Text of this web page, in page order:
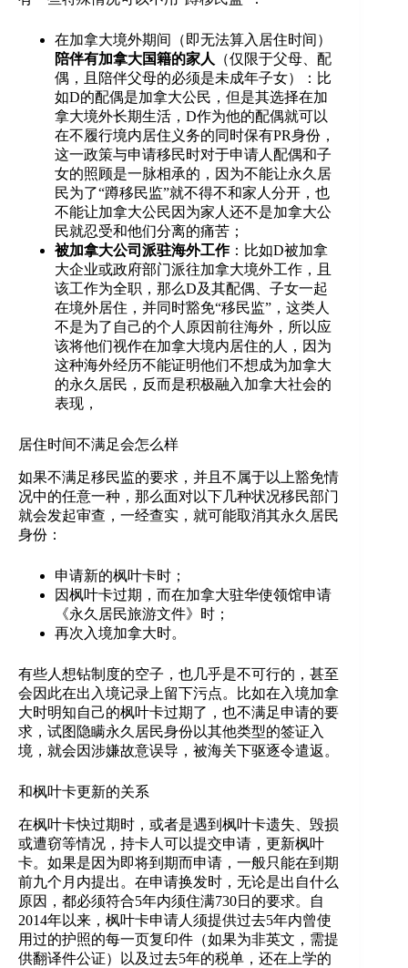
在加拿大境外期间（即无法算入居住时间）
陪伴有加拿大国籍的家人
（仅限于父母、配
偶，且陪伴父母的必须是未成年子女）：比
如D的配偶是加拿大公民，但是其选择在加
拿大境外长期生活，D作为他的配偶就可以
在不履行境内居住义务的同时保有PR身份，
这一政策与申请移民时对于申请人配偶和子
女的照顾是一脉相承的，因为不能让永久居
民为了“蹲移民监”就不得不和家人分开，也
不能让加拿大公民因为家人还不是加拿大公
民就忍受和他们分离的痛苦；
被加拿大公司派驻海外工作：比如D被加拿
大企业或政府部门派往加拿大境外工作，且
该工作为全职，那么D及其配偶、子女一起
在境外居住，并同时豁免“移民监”，这类人
不是为了自己的个人原因前往海外，所以应
该将他们视作在加拿大境内居住的人，因为
这种海外经历不能证明他们不想成为加拿大
的永久居民，反而是积极融入加拿大社会的
表现，
居住时间不满足会怎么样
如果不满足移民监的要求，并且不属于以上豁免情
况中的任意一种，那么面对以下几种状况移民部门
就会发起审查，一经查实，就可能取消其永久居民
身份：
申请新的枫叶卡时；
因枫叶卡过期，而在加拿大驻华使领馆申请
《永久居民旅游文件》时；
再次入境加拿大时。
有些人想钻制度的空子，也几乎是不可行的，甚至
会因此在出入境记录上留下污点。比如在入境加拿
大时明知自己的枫叶卡过期了，也不满足申请的要
求，试图隐瞒永久居民身份以其他类型的签证入
境，就会因涉嫌故意误导，被海关下驱逐令遣返。
和枫叶卡更新的关系
在枫叶卡快过期时，或者是遇到枫叶卡遗失、毁损
或遭窃等情况，持卡人可以提交申请，更新枫叶
卡。如果是因为即将到期而申请，一般只能在到期
前九个月内提出。在申请换发时，无论是出自什么
原因，都必须符合5年内须住满730日的要求。自
2014年以来，枫叶卡申请人须提供过去5年内曾使
用过的护照的每一页复印件（如果为非英文，需提
供翻译件公证）以及过去5年的税单，还在上学的